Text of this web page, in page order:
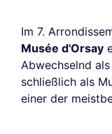
Im 7.
Musée d'Orsay
Abwechselnd
schließlich als
einer der